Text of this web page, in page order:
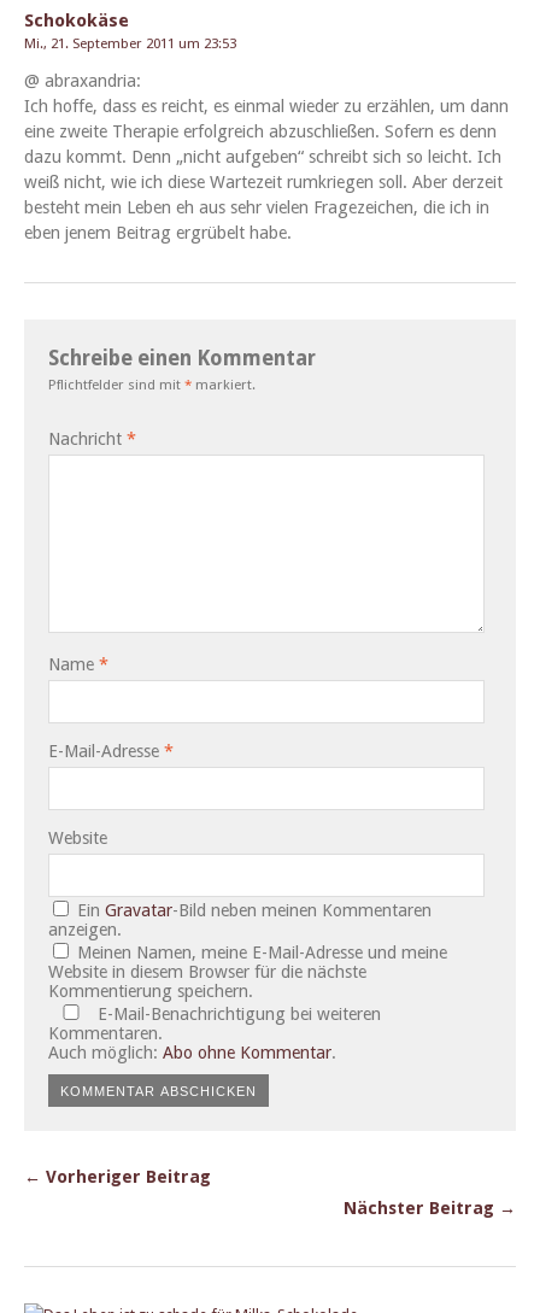
Schokokäse
Mi., 21. September 2011 um 23:53
@ abraxan­dria:
Ich hoffe, dass es reicht, es ein­mal wieder zu erzählen, um dann
eine zweite Ther­a­pie erfol­gre­ich abzuschließen. Sofern es denn
dazu kommt. Denn „nicht aufgeben“ schreibt sich so leicht. Ich
weiß nicht, wie ich diese Wartezeit rumkriegen soll. Aber derzeit
beste­ht mein Leben eh aus sehr vie­len Frageze­ichen, die ich in
eben jen­em Beitrag ergrü­belt habe.
Schreibe einen Kommentar
Pflichtfelder sind mit * markiert.
Nachricht *
Name *
E-Mail-Adresse *
Website
EinGravatar-Bild neben meinen Kommentaren
anzeigen.
Meinen Namen, meine E-Mail-Adresse und meine
Website in diesem Browser für die nächste
Kommentierung speichern.
E-Mail-Benachrichtigung bei weiteren
Kommentaren.
Auch möglich: Abo ohne Kommentar.
← Vorheriger Beitrag
Nächster Beitrag →